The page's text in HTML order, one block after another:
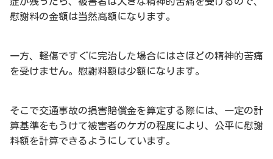
慰謝料の金額は当然高額になります。
一方、軽傷ですぐに完治した場合にはさほどの精神的苦痛
を受けません。慰謝料額は少額になります。
そこで交通事故の損害賠償金を算定する際には、一定の計
算基準をもうけて被害者のケガの程度により、公平に慰謝
料額を計算できるようにしています。